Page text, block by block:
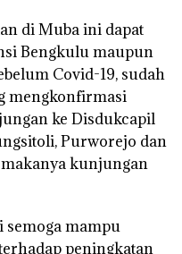
di Muba ini dapat
Bengkulu maupun
Covid-19, sudah
mengkonfirmasi
ke Disdukcapil
Purworejo dan
kunjungan
semoga mampu
peningkatan